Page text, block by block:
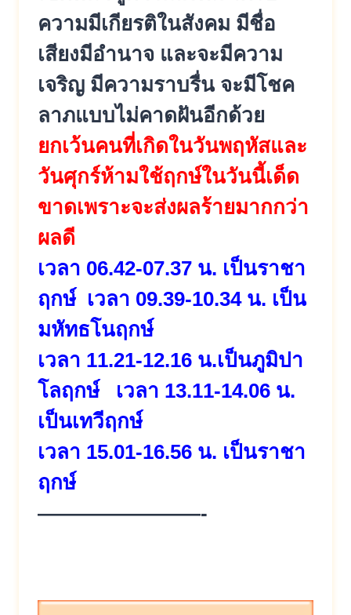
ความมีเกียรติในสังคม มีชื่อ
เสียงมีอำนาจ และจะมีความ
เจริญ มีความราบรื่น จะมีโชค
ลาภแบบไม่คาดฝันอีกด้วย
ยกเว้นคนที่เกิดในวันพฤหัสและ
วันศุกร์ห้ามใช้ฤกษ์ในวันนี้เด็ด
ขาดเพราะจะส่งผลร้ายมากกว่า
ผลดี
เวลา 06.42-07.37 น. เป็นราชา
ฤกษ์ เวลา 09.39-10.34 น. เป็น
มหัทธโนฤกษ์
เวลา 11.21-12.16 น.เป็นภูมิปา
โลฤกษ์ เวลา 13.11-14.06 น.
เป็นเทวีฤกษ์
เวลา 15.01-16.56 น. เป็นราชา
ฤกษ์
————————-